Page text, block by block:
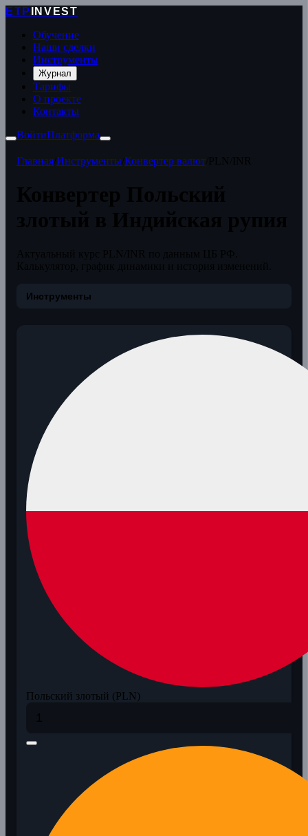
ETP
INVEST
Обучение
Наши сделки
Инструменты
Журнал
Тарифы
О проекте
Контакты
ВойтиПлатформа
Главная Инструменты Конвертер валют
Инструменты
Польский злотый (PLN)